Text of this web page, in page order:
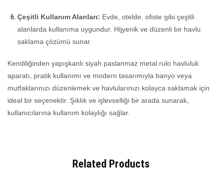
Çeşitli Kullanım Alanları: Evde, otelde, ofiste gibi çeşitli
alanlarda kullanıma uygundur. Hijyenik ve düzenli bir havlu
saklama çözümü sunar.
Kendiliğinden yapışkanlı siyah paslanmaz metal rulo havluluk
aparatı, pratik kullanımı ve modern tasarımıyla banyo veya
mutfaklarınızı düzenlemek ve havlularınızı kolayca saklamak için
ideal bir seçenektir. Şıklık ve işlevselliği bir arada sunarak,
kullanıcılarına kullanım kolaylığı sağlar.
Related Products